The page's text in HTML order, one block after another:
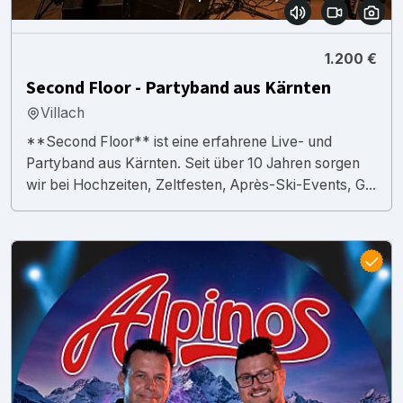
1.200 €
Second Floor - Partyband aus Kärnten
Villach
**Second Floor** ist eine erfahrene Live- und
Partyband aus Kärnten. Seit über 10 Jahren sorgen
wir bei Hochzeiten, Zeltfesten, Après-Ski-Events, G...